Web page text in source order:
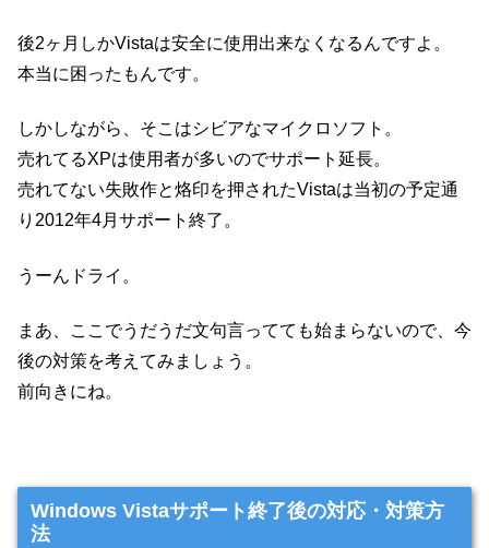
後2ヶ月しかVistaは安全に使用出来なくなるんですよ。
本当に困ったもんです。
しかしながら、そこはシビアなマイクロソフト。
売れてるXPは使用者が多いのでサポート延長。
売れてない失敗作と烙印を押されたVistaは当初の予定通
り2012年4月サポート終了。
うーんドライ。
まあ、ここでうだうだ文句言ってても始まらないので、今
後の対策を考えてみましょう。
前向きにね。
Windows Vistaサポート終了後の対応・対策方
法